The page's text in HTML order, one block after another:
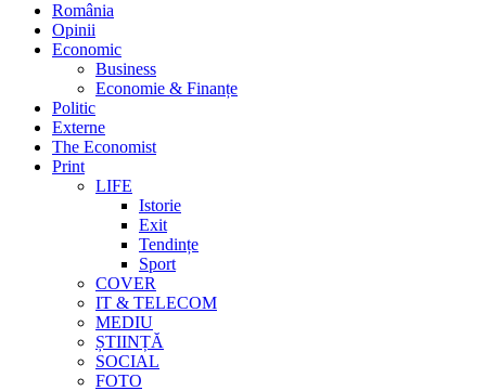
România
Opinii
Economic
Business
Economie & Finanțe
Politic
Externe
The Economist
Print
LIFE
Istorie
Exit
Tendințe
Sport
COVER
IT & TELECOM
MEDIU
ȘTIINȚĂ
SOCIAL
FOTO